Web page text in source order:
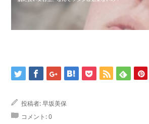
投稿者:早坂美保
コメント:0